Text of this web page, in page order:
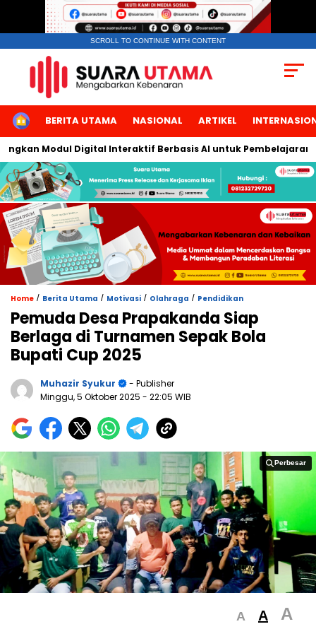
SCROLL TO CONTINUE WITH CONTENT
HOMEBERITA UTAMA NASIONAL ARTIKEL
Modul Digital Interaktif Berbasis AI untuk Pembelajaran
Home / Berita Utama / Motivasi / Olahraga / Pendidikan
Pemuda Desa Prapakanda Siap
Berlaga di Turnamen Sepak Bola
Bupati Cup 2025
Muhazir Syukur
- Publisher
Minggu, 5 Oktober 2025 - 22:05 WIB
Perbesar
Perbesar
A A A